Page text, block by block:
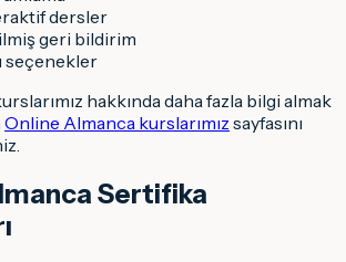
dersler
geri bildirim
seçenekler
hakkında daha fazla bilgi almak
Online Almanca kurslarımız sayfasını
Sertifika